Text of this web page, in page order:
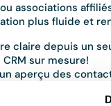
associations
plus fluide et
claire depuis un
sur mesure!
aperçu des
(par âge,